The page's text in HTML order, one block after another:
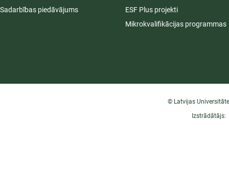
Sadarbības piedāvājums
ESF Plus projekti
Mikrokvalifikācijas programmas
© Latvijas
Izstrādātājs: